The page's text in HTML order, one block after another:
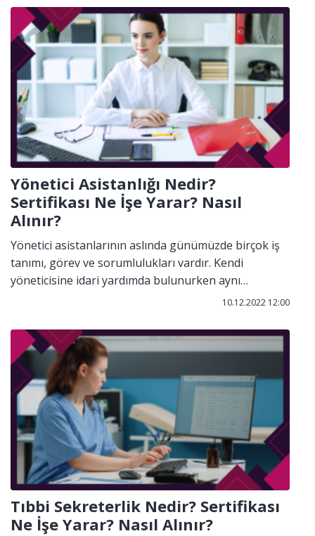
hekimi sekreteri sertifika programlarına dahil olarak
eğitimi tamamladıktan sonra olabileceğiniz meslek
grupları arasında yer almaktadır.
Yönetici Asistanlığı Nedir?
Sertifikası Ne İşe Yarar? Nasıl
Alınır?
Yönetici asistanlarının aslında günümüzde birçok iş
tanımı, görev ve sorumlulukları vardır. Kendi
yöneticisine idari yardımda bulunurken aynı
sorumludur.
10.12.2022 12:00
Tıbbi Sekreterlik Nedir? Sertifikası
Ne İşe Yarar? Nasıl Alınır?